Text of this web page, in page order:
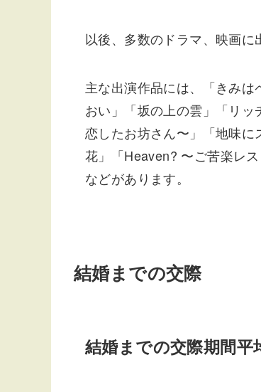
以後、多数のドラマ、映画に
主な出演作品には、「きみは
おい」「坂の上の雲」「リ
恋したお坊さん〜」「地味
花」「Heaven? 〜ご苦楽レ
などがあります。
結婚までの交際
結婚までの交際期間平